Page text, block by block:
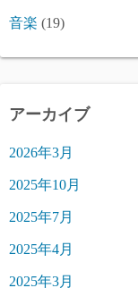
音楽 (19)
アーカイブ
2026年3月
2025年10月
2025年7月
2025年4月
2025年3月